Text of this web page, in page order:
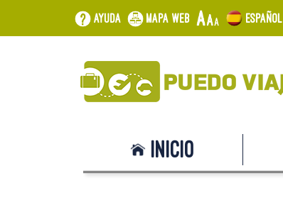
Ayuda Mapa web Español
Inicio